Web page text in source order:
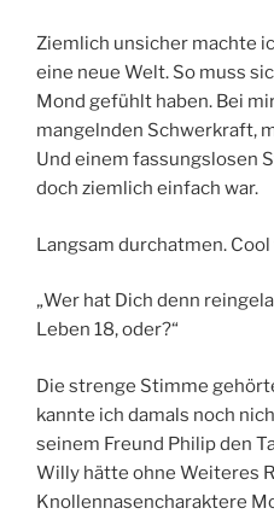
Ziemlich unsicher machte
eine neue Welt. So muss
Mond gefühlt haben. Bei
mangelnden Schwerkraft,
Und einem fassungslosen
doch ziemlich einfach war.
Langsam durchatmen.
„Wer hat Dich denn
Leben 18, oder?“
Die strenge Stimme
kannte ich damals noch
seinem Freund Philip den
Willy hätte ohne Weiteres
Knollennasencharaktere